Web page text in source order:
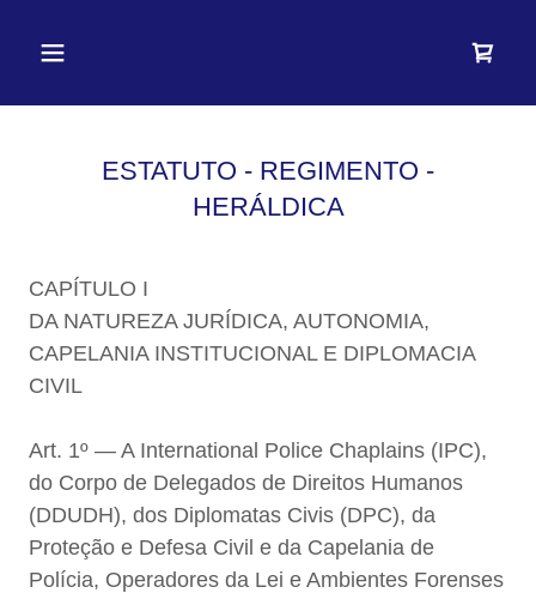
ESTATUTO - REGIMENTO -
HERÁLDICA
CAPÍTULO I
DA NATUREZA JURÍDICA, AUTONOMIA,
CAPELANIA INSTITUCIONAL E DIPLOMACIA
CIVIL
Art. 1º — A International Police Chaplains (IPC),
do Corpo de Delegados de Direitos Humanos
(DDUDH), dos Diplomatas Civis (DPC), da
Proteção e Defesa Civil e da Capelania de
Polícia, Operadores da Lei e Ambientes Forenses